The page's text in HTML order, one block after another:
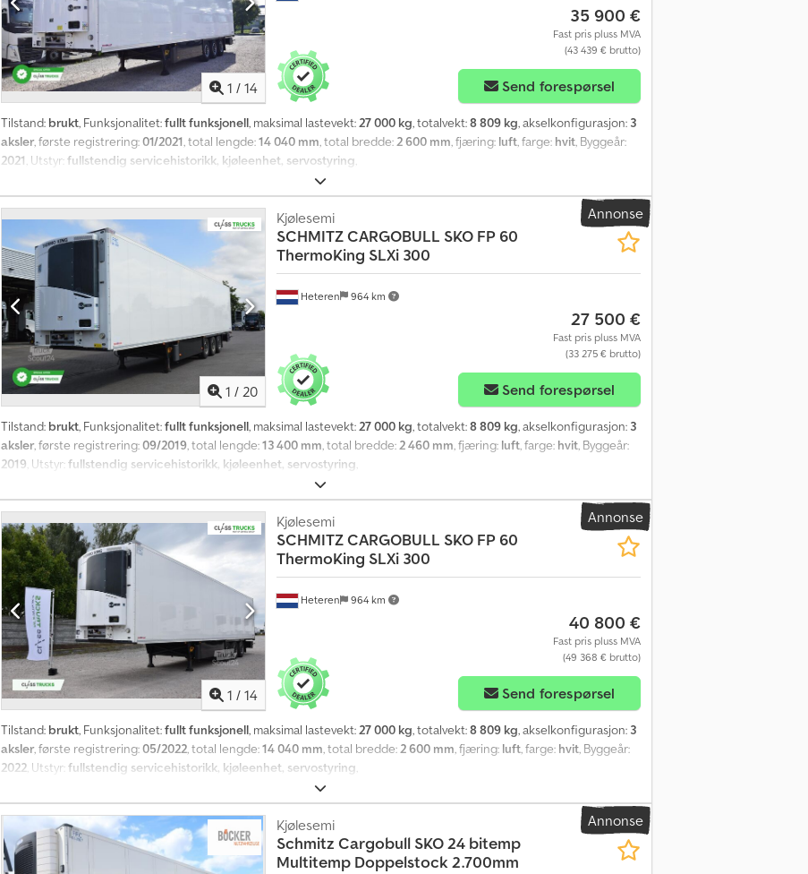
1 / 14
35 900 €
Fast pris pluss MVA
(43 439 € brutto)
Send forespørsel
Tilstand: brukt, Funksjonalitet:fullt funksjonell, maksimal lastevekt:27 000 kg, totalvekt:8 809 kg, akselkonfigurasjon: 3
aksler, første registrering:01/2021, total lengde:14 040 mm, total bredde:2 600 mm, fjæring: luft, farge: hvit, Byggeår:
2021, Utstyr:fullstendig servicehistorikk, kjøleenhet, servostyring,
Annonse
1 / 20
Heteren 964 km
Kjølesemi
SCHMITZ CARGOBULL SKO FP 60
ThermoKing SLXi 300
27 500 €
Fast pris pluss MVA
(33 275 € brutto)
Send forespørsel
Tilstand: brukt, Funksjonalitet:fullt funksjonell, maksimal lastevekt:27 000 kg, totalvekt:8 809 kg, akselkonfigurasjon: 3
aksler, første registrering:09/2019, total lengde:13 400 mm, total bredde:2 460 mm, fjæring: luft, farge: hvit, Byggeår:
2019, Utstyr:fullstendig servicehistorikk, kjøleenhet, servostyring,
Annonse
1 / 14
Heteren 964 km
Kjølesemi
SCHMITZ CARGOBULL SKO FP 60
ThermoKing SLXi 300
40 800 €
Fast pris pluss MVA
(49 368 € brutto)
Send forespørsel
Tilstand: brukt, Funksjonalitet:fullt funksjonell, maksimal lastevekt:27 000 kg, totalvekt:8 809 kg, akselkonfigurasjon: 3
aksler, første registrering:05/2022, total lengde:14 040 mm, total bredde:2 600 mm, fjæring: luft, farge: hvit, Byggeår:
2022, Utstyr:fullstendig servicehistorikk, kjøleenhet, servostyring,
Annonse
Kjølesemi
Schmitz Cargobull SKO 24 bitemp
Multitemp Doppelstock 2.700mm